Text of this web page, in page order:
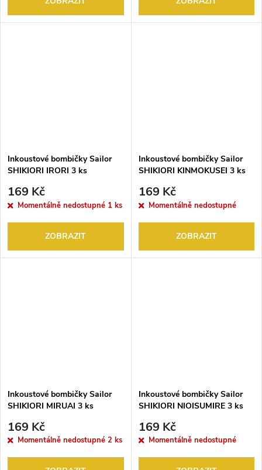
Inkoustové bombičky Sailor
SHIKIORI IRORI 3 ks
169 Kč
Momentálně nedostupné 1 ks
ZOBRAZIT
Inkoustové bombičky Sailor
SHIKIORI KINMOKUSEI 3 ks
169 Kč
Momentálně nedostupné
ZOBRAZIT
Inkoustové bombičky Sailor
SHIKIORI MIRUAI 3 ks
169 Kč
Momentálně nedostupné 2 ks
Inkoustové bombičky Sailor
SHIKIORI NIOISUMIRE 3 ks
169 Kč
Momentálně nedostupné